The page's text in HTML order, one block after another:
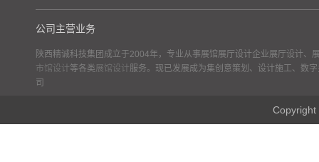
公司主营业务
陕西精诚科技集团成立于2004年，专业从事展馆展厅设计企业展厅设计、
市馆设计等各类 展馆设计 服务。现已发展成为集创意策划、设计施工、数
司